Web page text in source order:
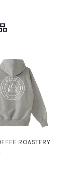
ROASTERY
パーカー